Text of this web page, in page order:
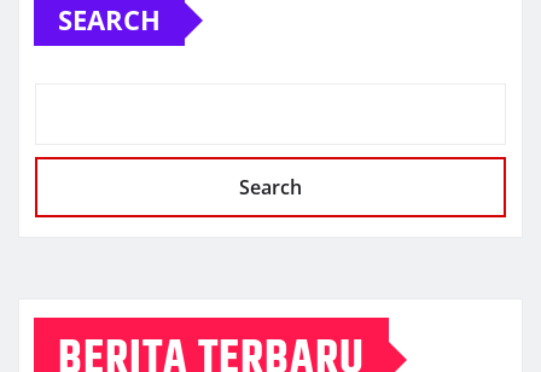
SEARCH
Search